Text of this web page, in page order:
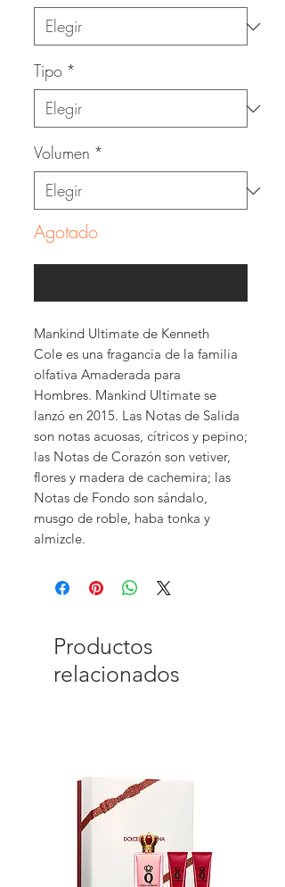
Tipo *
Volumen *
Agotado
Mankind Ultimate de Kenneth
Cole es una fragancia de la familia
olfativa Amaderada para
Hombres. Mankind Ultimate se
lanzó en 2015. Las Notas de Salida
son notas acuosas, cítricos y pepino;
las Notas de Corazón son vetiver,
flores y madera de cachemira; las
Notas de Fondo son sándalo,
musgo de roble, haba tonka y
almizcle.
Productos
relacionados